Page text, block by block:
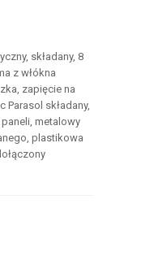
składany, 8
z włókna
zapięcie na
Parasol składany,
paneli, metalowy
plastikowa